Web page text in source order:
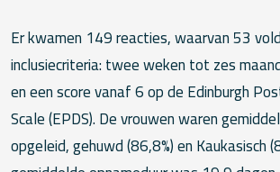
Er kwamen 149 reacties, waarvan 53
inclusiecriteria: twee weken tot zes
en een score vanaf 6 op de Edinburgh
Scale (EPDS). De vrouwen waren
opgeleid, gehuwd (86,8%) en Kaukasisch